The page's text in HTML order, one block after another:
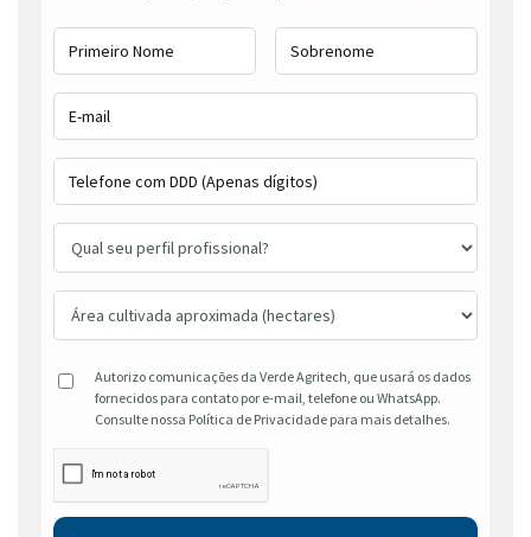
Autorizo comunicações da Verde Agritech, que usará os dados
fornecidos para contato por e-mail, telefone ou WhatsApp.
Consulte nossa Política de Privacidade para mais detalhes.